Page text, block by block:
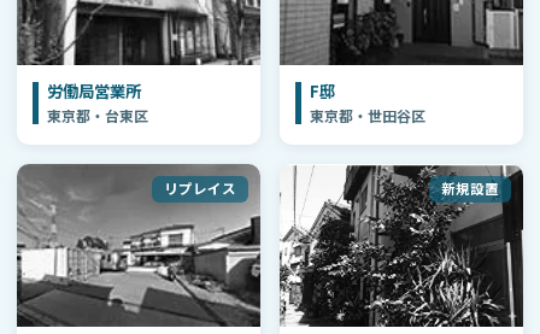
労働局営業所
東京都・台東区
F邸
東京都・世田谷区
リプレイス 新規設置